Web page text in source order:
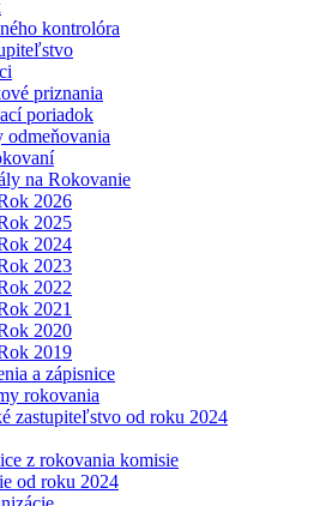
kontrolóra
priznania
poriadok
odmeňovania
na Rokovanie
2026
2025
2024
2023
2022
2021
2020
2019
a zápisnice
rokovania
zastupiteľstvo od roku 2024
z rokovania komisie
od roku 2024